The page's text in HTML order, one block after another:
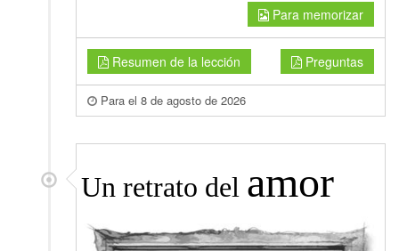
Para memorizar
Resumen de la lección Preguntas
Para el 8 de agosto de 2026
Un retrato del amor